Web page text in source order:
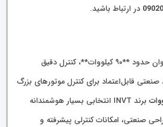
در ارتباط باشید.
اگر به دنبال اینورتر سه‌فاز با توان حدود **۹۰ کیلووات**، کنترل دقیق
قابل‌اعتماد برای کنترل موتورهای بزرگ
برند INVT انتخابی بسیار هوشمندانه
صنعتی، امکانات کنترلی پیشرفته و